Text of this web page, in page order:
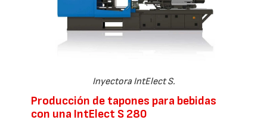
Inyectora IntElect S.
Producción de tapones para bebidas
con una IntElect S 280